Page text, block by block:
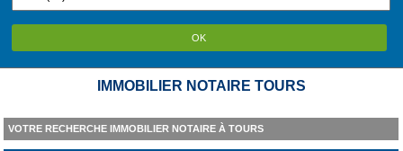
OK
IMMOBILIER NOTAIRE TOURS
VOTRE RECHERCHE IMMOBILIER NOTAIRE À TOURS